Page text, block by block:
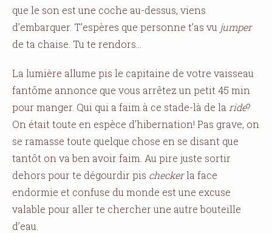
que le son est une coche au-dessus, viens
d’embarquer. T’espères que personne t’as vu jumper
de ta chaise. Tu te rendors…
La lumière allume pis le capitaine de votre vaisseau
fantôme annonce que vous arrêtez un petit 45 min
pour manger. Qui qui a faim à ce stade-là de la ride?
On était toute en espèce d’hibernation! Pas grave, on
se ramasse toute quelque chose en se disant que
tantôt on va ben avoir faim. Au pire juste sortir
dehors pour te dégourdir pis checkerla face
endormie et confuse du monde est une excuse
valable pour aller te chercher une autre bouteille
d’eau.